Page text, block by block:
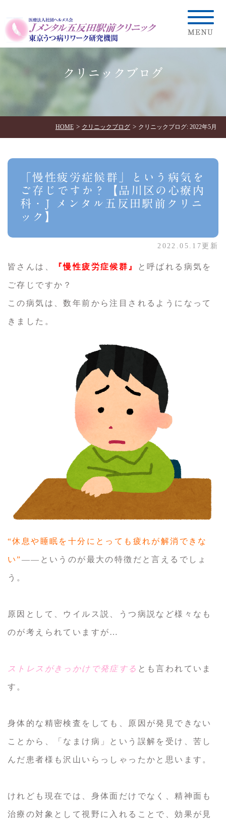
クリニックブログ
HOME クリニックブログ クリニックブログ: 2022年5月
「慢性疲労症候群」という病気を
ご存じですか？【品川区の心療内
科・J メンタル五反田駅前クリニ
ック】
2022.05.17更新
皆さんは、 『慢性疲労症候群』 と呼ばれる病気を
ご存じですか？
この病気は、数年前から注目されるようになって
きました。
“休息や睡眠を十分にとっても疲れが解消できな
い”――というのが最大の特徴だと言えるでしょ
う。
原因として、ウイルス説、うつ病説など様々なも
のが考えられていますが…
ストレスがきっかけで発症する とも言われていま
す。
身体的な精密検査をしても、原因が発見できない
ことから、「なまけ病」という誤解を受け、苦し
んだ患者様も沢山いらっしゃったかと思います。
けれども現在では、身体面だけでなく、精神面も
治療の対象として視野に入れることで、効果が見